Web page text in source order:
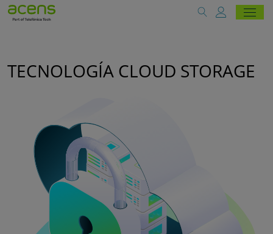
TECNOLOGÍA CLOUD STORAGE